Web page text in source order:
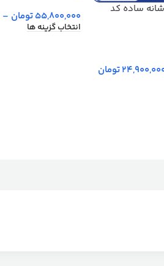
فرش طرح آروانا 1200 شانه ساده کد
تومان
55,800,000تومان –
انتخاب گزینه ها